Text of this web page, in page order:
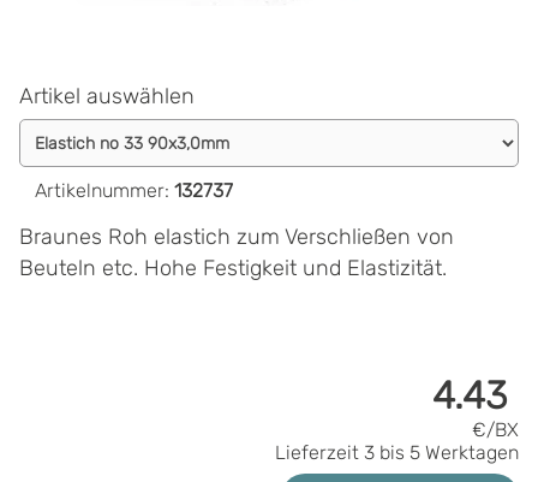
Artikel auswählen
Artikelnummer: 132737
Braunes Roh elastich zum Verschließen von
Beuteln etc. Hohe Festigkeit und Elastizität.
4.43
€/BX
Lieferzeit 3 bis 5 Werktagen